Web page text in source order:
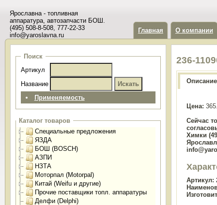
Ярославна - топливная
аппаратура, автозапчасти БОШ.
(495) 508-8-508, 777-22-33
info@yaroslavna.ru
Главная О компании
Поиск
Артикул
Название
Применяемость
Каталог товаров
Специальные предложения
ЯЗДА
БОШ (BOSCH)
АЗПИ
НЗТА
Моторпал (Motorpal)
Китай (Weifu и другие)
Прочие поставщики топл. аппаратуры
Делфи (Delphi)
236-
Описание
Цена:
Сейчас
Химки
Артикул: